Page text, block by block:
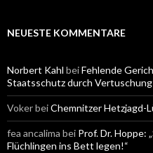
e
c
h
:
NEUESTE KOMMENTARE
Norbert Kahl beiFehlende
Staatsschutz durch Vertuschung
VokerbeiChemnitzer Hetzjagd-
fea ancalima bei Prof. Dr. Hoppe:
Flüchlingen ins Bett legen!“